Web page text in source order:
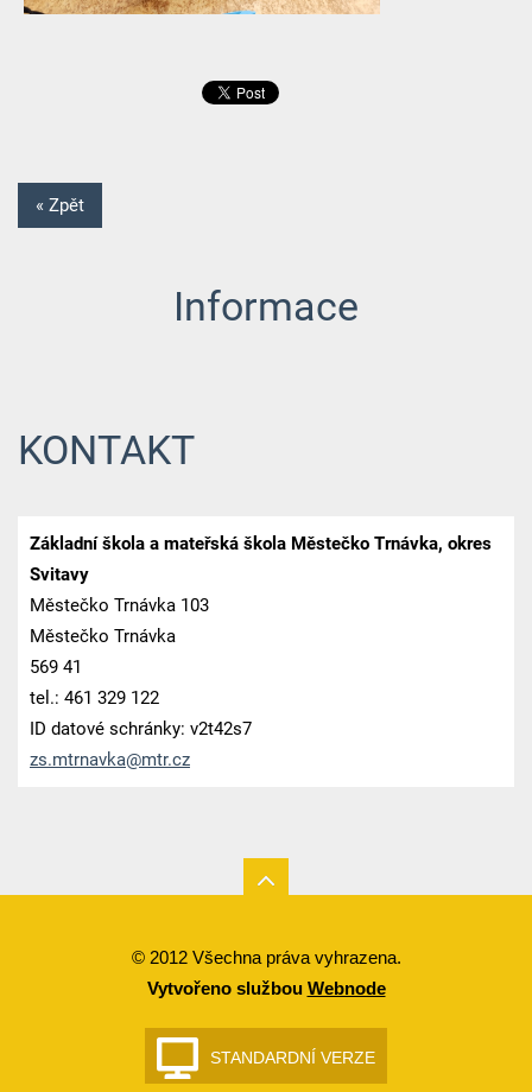
« Zpět
Informace
KONTAKT
Základní škola a mateřská škola Městečko Trnávka, okres
Svitavy
Městečko Trnávka 103
Městečko Trnávka
569 41
tel.: 461 329 122
ID datové schránky: v2t42s7
zs.mtrnavka@mtr.cz
© 2012 Všechna práva vyhrazena.
Vytvořeno službou Webnode
STANDARDNÍ VERZE